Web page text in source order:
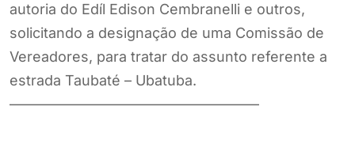
autoria do Edíl Edison Cembranelli e outros,
solicitando a designação de uma Comissão de
Vereadores, para tratar do assunto referente a
estrada Taubaté – Ubatuba.
—————————————————–